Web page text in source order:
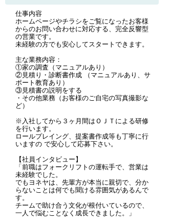
仕事内容
ホームページやチラシをご覧になったお客様
からのお問い合わせに対応する、完全反響型
の営業です。
未経験の方でも安心してスタートできます。
主な業務内容：
①家の調査（マニュアルあり）
②見積り・診断書作成 （マニュアルあり、サ
ポート教育あり）
③見積書の説明をする
・その他業務（お客様のご自宅の写真撮影な
ど）
※入社してから３ヶ月間はＯＪＴによる研修
を行います。
ロールプレイング、提案書作成等も丁寧に行
いますの で安心して応募下さい。
【社員インタビュー】
「前職はフォークリフトの運転手で、営業は
未経験でした。
でもヨネヤは、先輩方が本当に親切で、分か
らないことは何でも聞ける雰囲気があるんで
す。
チームで助け合う文化が根付いているので、
一人で悩むことなく成長できました。」